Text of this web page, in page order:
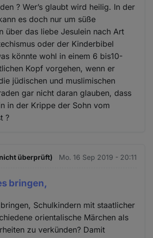
? Wer’s glaubt wird heilig. In der
es doch nur um süße
über das liebe Jesulein nach Art
oder der Kinderbibel
könnte wohl in einem 6 bis10-
Kopf vorgehen, wenn er
jüdischen und muslimischen
gar nicht daran glauben, dass
in der Krippe der Sohn vom
?
überprüft) Mo. 16 Sep 2019 - 20:11
bringen,
Schulkindern mit staatlicher
orientalische Märchen als
zu verkünden? Damit